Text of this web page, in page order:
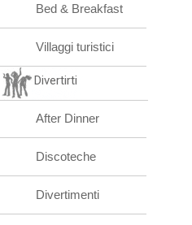
Bed & Breakfast
Villaggi turistici
Divertirti
After Dinner
Discoteche
Divertimenti